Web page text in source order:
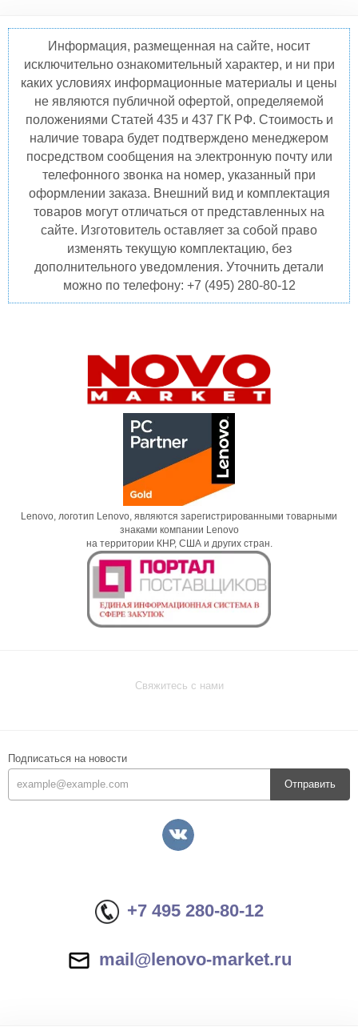
Информация, размещенная на сайте, носит
исключительно ознакомительный характер, и ни при
каких условиях информационные материалы и цены
не являются публичной офертой, определяемой
положениями Статей 435 и 437 ГК РФ. Стоимость и
наличие товара будет подтверждено менеджером
посредством сообщения на электронную почту или
телефонного звонка на номер, указанный при
оформлении заказа. Внешний вид и комплектация
товаров могут отличаться от представленных на
сайте. Изготовитель оставляет за собой право
изменять текущую комплектацию, без
дополнительного уведомления. Уточнить детали
можно по телефону: +7 (495) 280-80-12
Lenovo, логотип Lenovo, являются зарегистрированными товарными
знаками компании Lenovo
на территории КНР, США и других стран.
Свяжитесь с нами
Подписаться на новости
Отправить
+7 495 280-80-12
mail@lenovo-market.ru